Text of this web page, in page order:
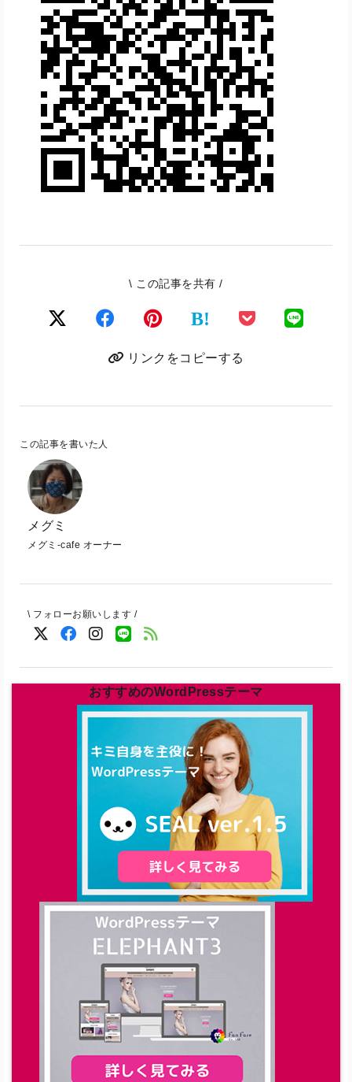
\ この記事を共有 /
B!
リンクをコピーする
この記事を書いた人
メグミ
メグミ-cafe オーナー
\ フォローお願いします /
おすすめのWordPressテーマ